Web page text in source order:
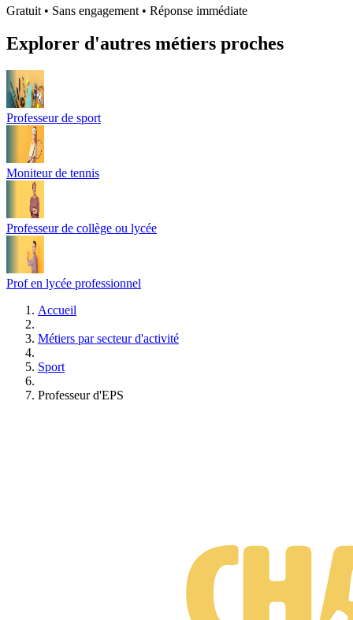
Gratuit • Sans engagement • Réponse immédiate
Explorer d'autres métiers proches
Professeur de sport
Moniteur de tennis
Professeur de collège ou lycée
Prof en lycée professionnel
Accueil
Métiers par secteur d'activité
Sport
Professeur d'EPS